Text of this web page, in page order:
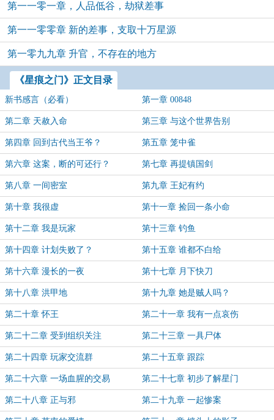
第一一零一章，人品低谷，劫狱差事
第一一零零章 新的差事，支取十万星源
第一零九九章 升官，不存在的地方
《星痕之门》正文目录
新书感言（必看） 第一章 00848
第二章 天赦入命 第三章 与这个世界告别
第四章 回到古代当王爷？ 第五章 笼中雀
第六章 这案，断的可还行？ 第七章 再提镇国剑
第八章 一间密室 第九章 王妃有约
第十章 我很虚 第十一章 捡回一条小命
第十二章 我是玩家 第十三章 钓鱼
第十四章 计划失败了？ 第十五章 谁都不白给
第十六章 漫长的一夜 第十七章 月下快刀
第十八章 洪甲地 第十九章 她是贼人吗？
第二十章 怀王 第二十一章 我有一点哀伤
第二十二章 受到组织关注 第二十三章 一具尸体
第二十四章 玩家交流群 第二十五章 跟踪
第二十六章 一场血腥的交易 第二十七章 初步了解星门
第二十八章 正与邪 第二十九章 一起惨案